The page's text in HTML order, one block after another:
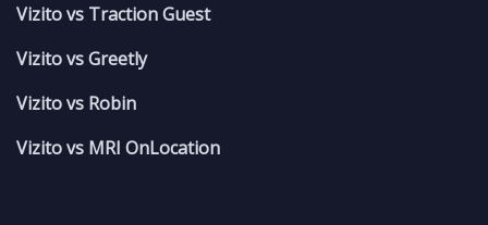
Vizito vs Traction Guest
Vizito vs Greetly
Vizito vs Robin
Vizito vs MRI OnLocation